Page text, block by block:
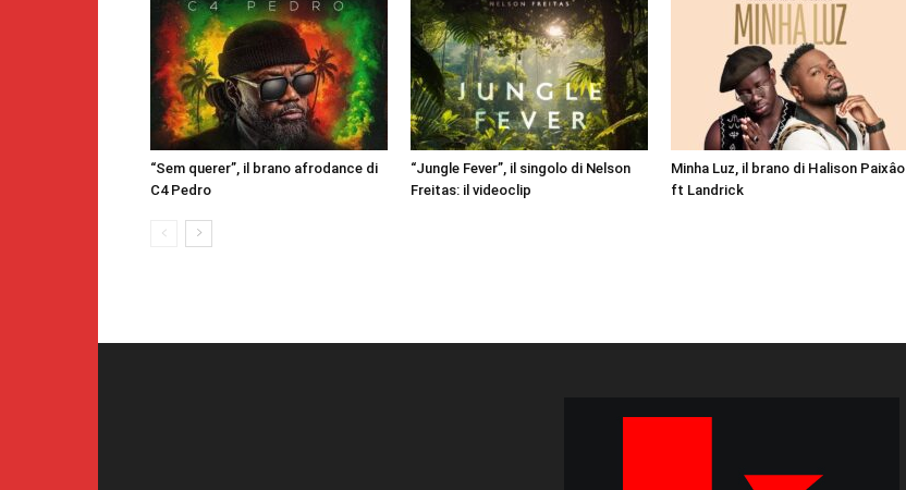
“Sem querer”, il brano afrodance di
C4 Pedro
“Jungle Fever”, il singolo di Nelson
Freitas: il videoclip
Minha Luz, il brano di Halison Paixâo
ft Landrick